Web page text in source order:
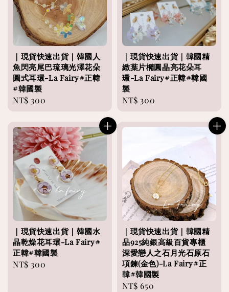
｜現貨快速出貨｜韓國人
魚閃亮尾巴琉璃光澤花朵
圓式耳環-La Fairy#正韓
#韓國製
Regular
NT$ 300
｜現貨快速出貨｜韓國精
緻葉片橢圓晶亮花朵耳
環-La Fairy#正韓#韓國
製
Regular
NT$ 300
｜現貨快速出貨｜韓國水
晶乾燥花耳環-La Fairy#
正韓#韓國製
Regular
NT$ 300
｜現貨快速出貨｜韓國精
品925純銀高級百貨專櫃
深愛戀人之石月光石原石
項鍊(金色)-La Fairy#正
韓#韓國製
Regular
NT$ 650